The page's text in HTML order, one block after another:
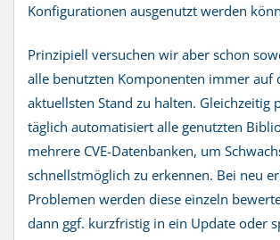
Konfigurationen ausgenutzt werden
Prinzipiell versuchen wir aber schon
alle benutzten Komponenten immer auf
aktuellsten Stand zu halten. Gleichzeitig
täglich automatisiert alle genutzten
mehrere CVE-Datenbanken, um
schnellstmöglich zu erkennen. Bei neu
Problemen werden diese einzeln
dann ggf. kurzfristig in ein Update oder